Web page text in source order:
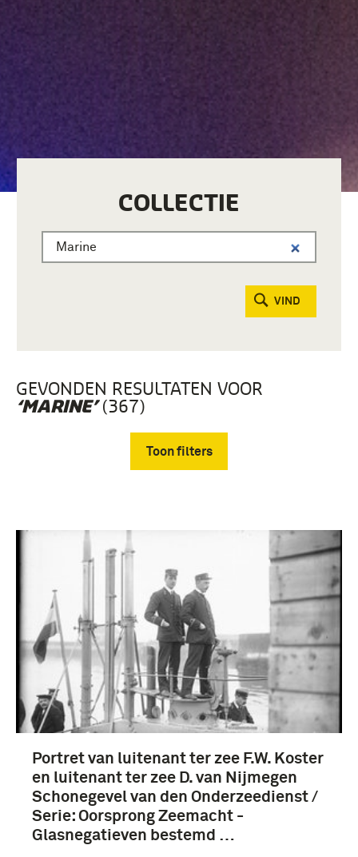
COLLECTIE
VIND
GEVONDEN RESULTATEN VOOR
‘MARINE’(367)
Toon filters
Fotografisch materiaal (367)
Koude Oorlog (1945-1990) (6)
Marine Luchtvaartdienst (1917 - ….) (84)
Marine (74)
Portret van luitenant ter zee F.W. Koster
en luitenant ter zee D. van Nijmegen
Schonegevel van den Onderzeedienst /
Serie: Oorsprong Zeemacht -
Glasnegatieven bestemd …